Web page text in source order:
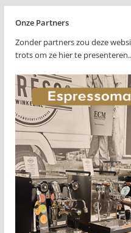
Onze Partners
Zonder partners zou deze
trots om ze hier te presenteren..